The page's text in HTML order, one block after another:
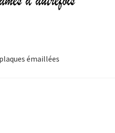
émaillées